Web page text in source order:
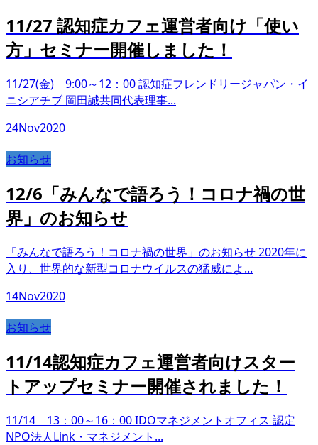
11/27 認知症カフェ運営者向け「使い
方」セミナー開催しました！
11/27(金) 9:00～12：00 認知症フレンドリージャパン・イ
ニシアチブ 岡田誠共同代表理事...
24Nov2020
お知らせ
12/6「みんなで語ろう！コロナ禍の世
界」のお知らせ
「みんなで語ろう！コロナ禍の世界」のお知らせ 2020年に
入り、世界的な新型コロナウイルスの猛威によ...
14Nov2020
お知らせ
11/14認知症カフェ運営者向けスター
トアップセミナー開催されました！
11/14 13：00～16：00 IDOマネジメントオフィス 認定
NPO法人Link・マネジメント...